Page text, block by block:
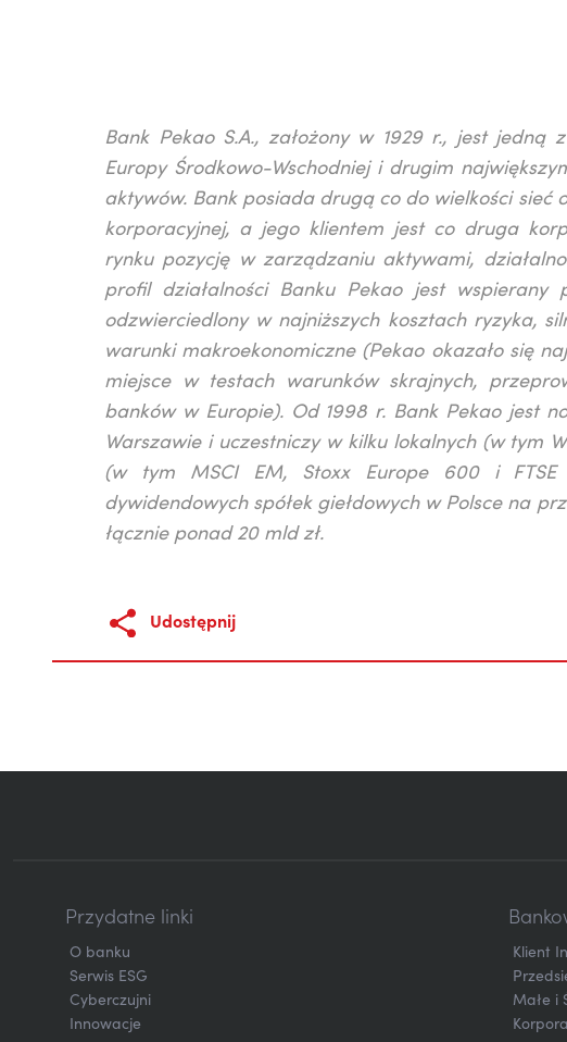
Bank Pekao S.A., założony w 1929 r., jest jedną
Europy Środkowo-Wschodniej i drugim
aktywów. Bank posiada drugą co do wielkości sieć
korporacyjnej, a jego klientem jest co druga
rynku pozycję w zarządzaniu aktywami,
profil działalności Banku Pekao jest
odzwierciedlony w najniższych kosztach ryzyka,
warunki makroekonomiczne (Pekao okazało się
miejsce w testach warunków skrajnych,
banków w Europie). Od 1998 r. Bank Pekao jest
Warszawie i uczestniczy w kilku lokalnych (w tym
(w tym MSCI EM, Stoxx Europe 600 i
dywidendowych spółek giełdowych w Polsce na
łącznie ponad 20 mld zł.
Udostępnij
Przydatne linki
O banku
Serwis ESG
Cyberczujni
Innowacje
Klient
Małe i